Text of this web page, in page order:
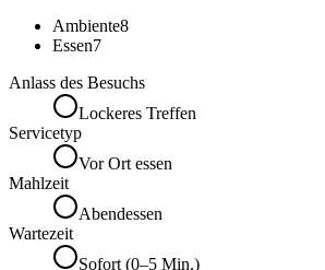
Ambiente8
Essen7
Anlass des Besuchs
Lockeres Treffen
Servicetyp
Vor Ort essen
Mahlzeit
Abendessen
Wartezeit
Sofort (0–5 Min.)